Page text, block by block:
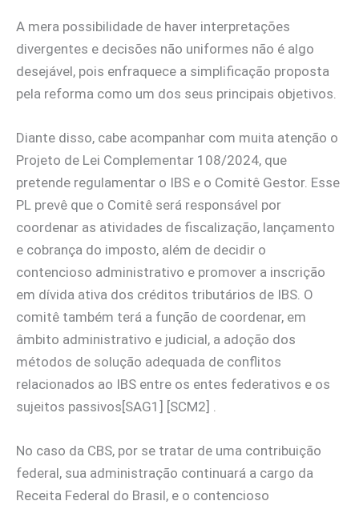
A mera possibilidade de haver interpretações
divergentes e decisões não uniformes não é algo
desejável, pois enfraquece a simplificação proposta
pela reforma como um dos seus principais objetivos.
Diante disso, cabe acompanhar com muita atenção o
Projeto de Lei Complementar 108/2024, que
pretende regulamentar o IBS e o Comitê Gestor. Esse
PL prevê que o Comitê será responsável por
coordenar as atividades de fiscalização, lançamento
e cobrança do imposto, além de decidir o
contencioso administrativo e promover a inscrição
em dívida ativa dos créditos tributários de IBS. O
comitê também terá a função de coordenar, em
âmbito administrativo e judicial, a adoção dos
métodos de solução adequada de conflitos
relacionados ao IBS entre os entes federativos e os
sujeitos passivos[SAG1] [SCM2] .
No caso da CBS, por se tratar de uma contribuição
federal, sua administração continuará a cargo da
Receita Federal do Brasil, e o contencioso